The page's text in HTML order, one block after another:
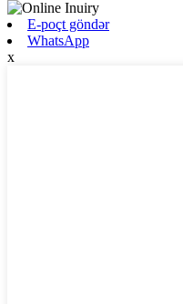
E-poçt göndər
WhatsApp
x